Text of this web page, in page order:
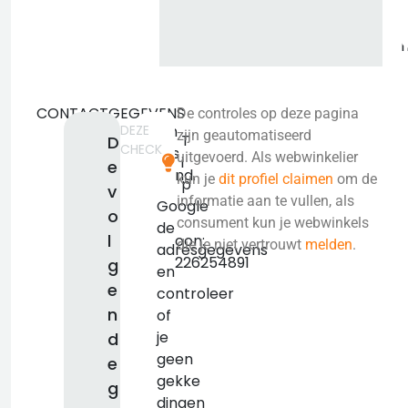
CONTACTGEGEVENS
D
e
v
o
l
g
e
n
d
e
g
Geen
adres
bekend.
KVK:
false
Telefoon:
+420226254891
T
i
p
Google
de
adresgegevens
en
controleer
of
je
geen
gekke
dingen
DEZE
CHECK
De controles op deze pagina
zijn geautomatiseerd
uitgevoerd. Als webwinkelier
kun je dit profiel claimen om de
informatie aan te vullen, als
consument kun je webwinkels
die je niet vertrouwt melden.